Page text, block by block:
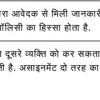
आवेदक से मिली
का हिस्सा होता है.
व्यक्ति को कर
है. असाइनमेंट दो तरह का